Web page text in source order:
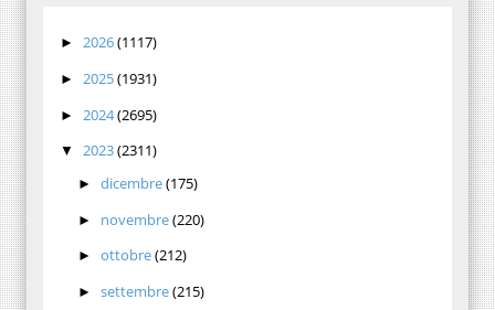
► 2026(1117)
► 2025(1931)
► 2024(2695)
▼ 2023(2311)
► dicembre(175)
► novembre(220)
► ottobre(212)
► settembre(215)